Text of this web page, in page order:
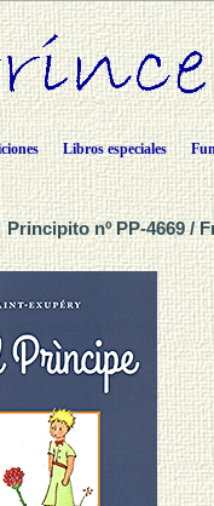
Libros especiales
Principito nº PP-4669 /